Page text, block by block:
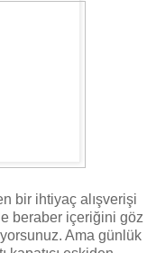
bir ihtiyaç alışverişi
beraber içeriğini göz
Ama günlük